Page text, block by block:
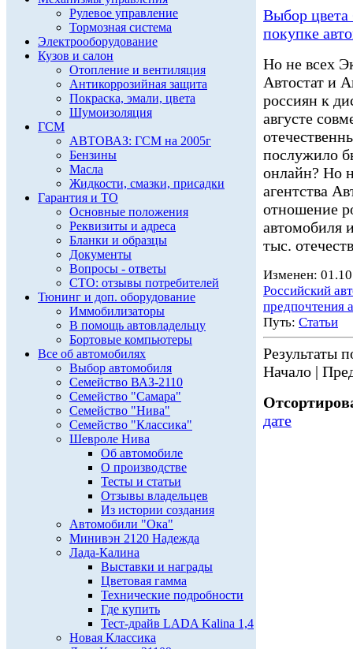
Рулевое управление
Тормозная система
Электрооборудование
Кузов и салон
Отопление и вентиляция
Антикоррозийная защита
Покраска, эмали, цвета
Шумоизоляция
ГСМ
АВТОВАЗ: ГСМ на 2005г
Бензины
Масла
Жидкости, смазки, присадки
Гарантия и ТО
Основные положения
Реквизиты и адреса
Бланки и образцы
Документы
Вопросы - ответы
СТО: отзывы потребителей
Тюнинг и доп. оборудование
Иммобилизаторы
В помощь автовладельцу
Бортовые компьютеры
Все об автомобилях
Выбор автомобиля
Семейство ВАЗ-2110
Семейство "Самара"
Семейство "Нива"
Семейство "Классика"
Шевроле Нива
Об автомобиле
О производстве
Тесты и статьи
Отзывы владельцев
Из истории создания
Автомобили "Ока"
Минивэн 2120 Надежда
Лада-Калина
Выставки и награды
Цветовая гамма
Технические подробности
Где купить
Тест-драйв LADA Kalina 1,4
Новая Классика
Выбор цвета
покупке
Но не всех
Автостат и
россиян к
августе
послужило
онлайн? Но
агентства
отношение
автомобиля
тыс.
Изменен:
Российский
предпочтения
Путь: Статьи
Результаты
Начало |
дате